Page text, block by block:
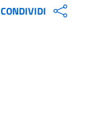
CONDIVIDI